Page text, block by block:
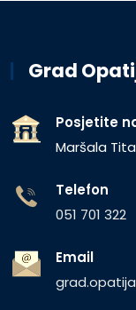
Grad
Posjetite
Maršala
Telefon
051 701 322
Email